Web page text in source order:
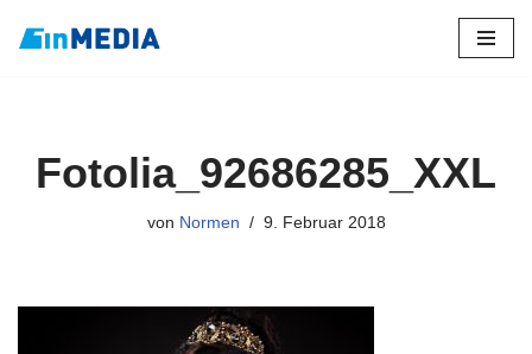
Fotolia_92686285_XXL
von Normen 9. Februar 2018